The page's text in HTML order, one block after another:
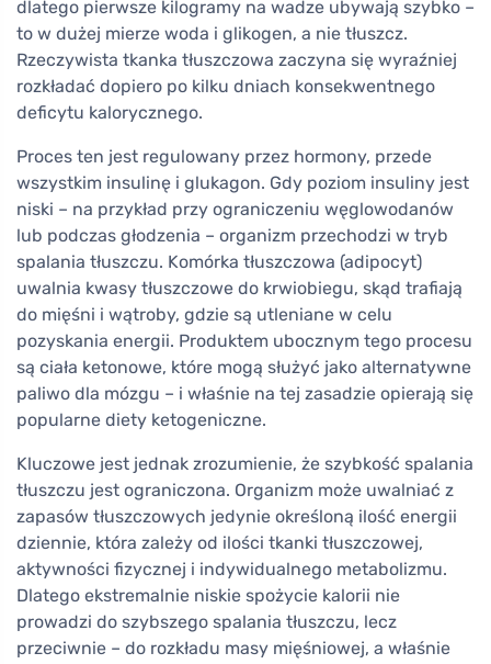
dlatego pierwsze kilogramy na wadze ubywają szybko –
to w dużej mierze woda i glikogen, a nie tłuszcz.
Rzeczywista tkanka tłuszczowa zaczyna się wyraźniej
rozkładać dopiero po kilku dniach konsekwentnego
deficytu kalorycznego.
Proces ten jest regulowany przez hormony, przede
wszystkim insulinę i glukagon. Gdy poziom insuliny jest
niski – na przykład przy ograniczeniu węglowodanów
lub podczas głodzenia – organizm przechodzi w tryb
spalania tłuszczu. Komórka tłuszczowa (adipocyt)
uwalnia kwasy tłuszczowe do krwiobiegu, skąd trafiają
do mięśni i wątroby, gdzie są utleniane w celu
pozyskania energii. Produktem ubocznym tego procesu
są ciała ketonowe, które mogą służyć jako alternatywne
paliwo dla mózgu – i właśnie na tej zasadzie opierają się
popularne diety ketogeniczne.
Kluczowe jest jednak zrozumienie, że szybkość spalania
tłuszczu jest ograniczona. Organizm może uwalniać z
zapasów tłuszczowych jedynie określoną ilość energii
dziennie, która zależy od ilości tkanki tłuszczowej,
aktywności fizycznej i indywidualnego metabolizmu.
Dlatego ekstremalnie niskie spożycie kalorii nie
prowadzi do szybszego spalania tłuszczu, lecz
przeciwnie – do rozkładu masy mięśniowej, a właśnie